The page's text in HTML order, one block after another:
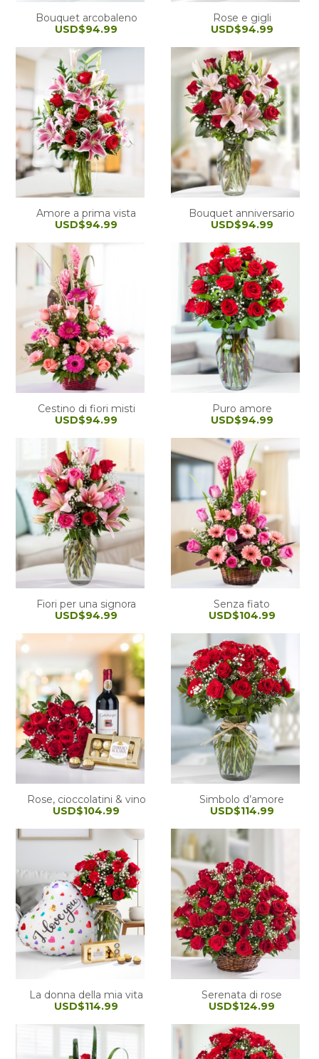
Bouquet arcobaleno
USD$94.99
Rose e gigli
USD$94.99
Amore a prima vista
USD$94.99
Bouquet anniversario
USD$94.99
Cestino di fiori misti
USD$94.99
Puro amore
USD$94.99
Fiori per una signora
USD$94.99
Senza fiato
USD$104.99
Rose, cioccolatini & vino
USD$104.99
Simbolo d’amore
USD$114.99
La donna della mia vita
USD$114.99
Serenata di rose
USD$124.99